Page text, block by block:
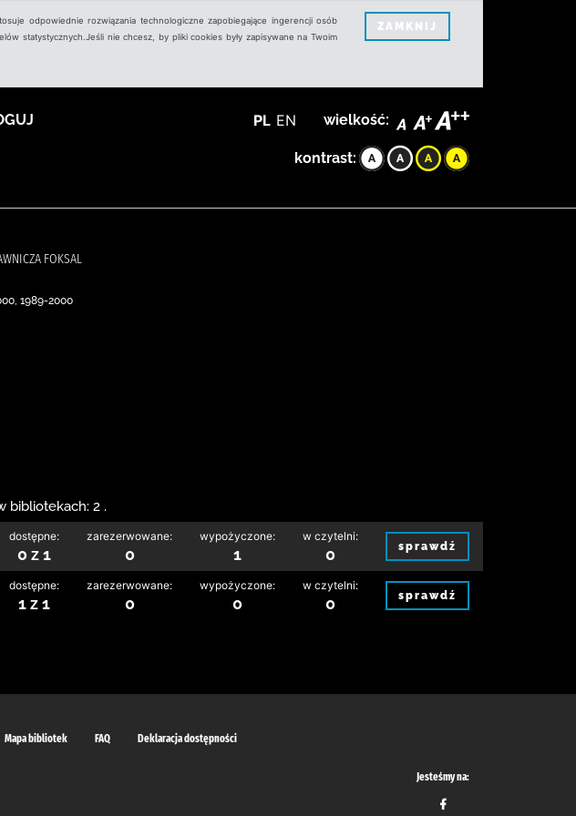
odpowiednie rozwiązania technologiczne zapobiegające ingerencji osób
statystycznych.Jeśli nie chcesz, by pliki cookies były zapisywane na Twoim
ZAMKNIJ
PL EN wielkość:
kontrast:
FOKSAL
1989-2000
bibliotekach: 2 .
dostępne:
0 z 1
zarezerwowane:
0
wypożyczone:
1
w czytelni:
0 sprawdź
dostępne:
1 z 1
zarezerwowane:
0
wypożyczone:
0
w czytelni:
0 sprawdź
Mapa bibliotek FAQ Deklaracja dostępności
Jesteśmy na: